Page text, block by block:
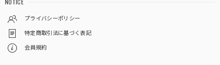
プライバシーポリシー
特定商取引法に基づく表記
会員規約